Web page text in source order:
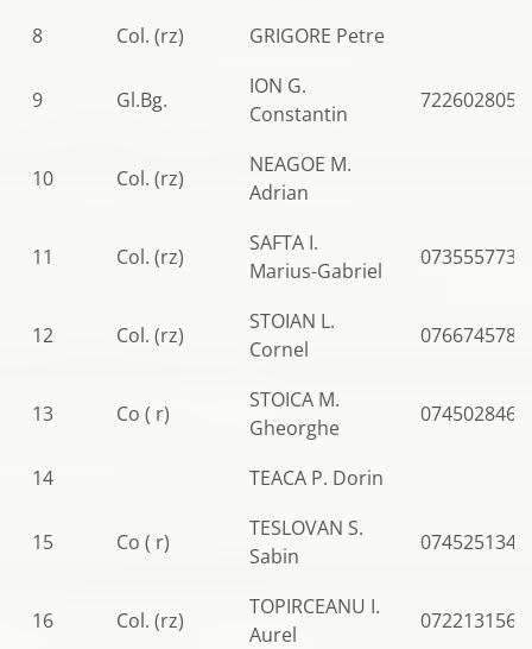
8 Col. (rz) GRIGORE Petre
9 Gl.Bg.
ION G.
Constantin
722602805
10 Col. (rz)
NEAGOE M.
Adrian
11 Col. (rz)
SAFTA I.
Marius-Gabriel
0735557738
12 Col. (rz)
STOIAN L.
Cornel
0766745786
13 Co ( r)
STOICA M.
Gheorghe
0745028469
14 TEACA P. Dorin
15 Co ( r)
TESLOVAN S.
Sabin
0745251342
16 Col. (rz)
TOPIRCEANU I.
Aurel
0722131566